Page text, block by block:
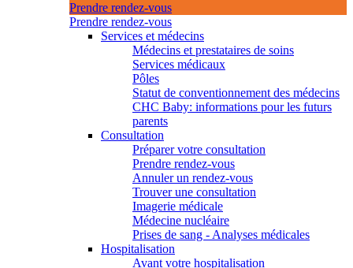
Prendre rendez-vous
Prendre rendez-vous
Services et médecins
Médecins et prestataires de soins
Services médicaux
Pôles
Statut de conventionnement des médecins
CHC Baby: informations pour les futurs
parents
Consultation
Préparer votre consultation
Prendre rendez-vous
Annuler un rendez-vous
Trouver une consultation
Imagerie médicale
Médecine nucléaire
Prises de sang - Analyses médicales
Hospitalisation
Avant votre hospitalisation